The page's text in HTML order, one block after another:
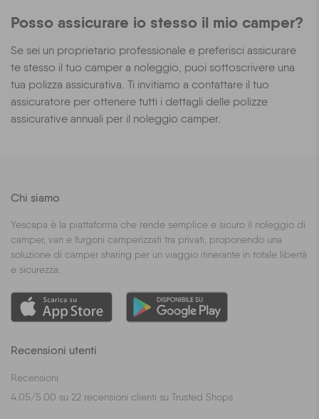
Posso assicurare io stesso il mio camper?
Se sei un proprietario professionale e preferisci assicurare
te stesso il tuo camper a noleggio, puoi sottoscrivere una
tua polizza assicurativa. Ti invitiamo a contattare il tuo
assicuratore per ottenere tutti i dettagli delle polizze
assicurative annuali per il noleggio camper.
Chi siamo
Yescapa è la piattaforma che rende semplice e sicuro il noleggio di
camper, van e furgoni camperizzati tra privati, proponendo una
soluzione di camper sharing per un viaggio itinerante in totale libertà
e sicurezza.
Recensioni utenti
Recensioni
4.05/5.00 su 22 recensioni clienti su Trusted Shops